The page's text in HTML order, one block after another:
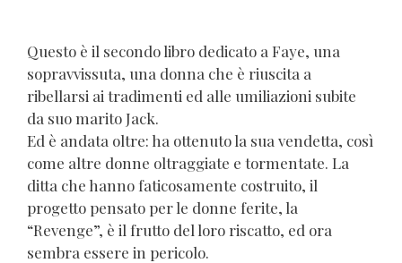
Questo è il secondo libro dedicato a Faye, una
sopravvissuta, una donna che è riuscita a
ribellarsi ai tradimenti ed alle umiliazioni subite
da suo marito Jack.
Ed è andata oltre: ha ottenuto la sua vendetta, così
come altre donne oltraggiate e tormentate. La
ditta che hanno faticosamente costruito, il
progetto pensato per le donne ferite, la
“Revenge”, è il frutto del loro riscatto, ed ora
sembra essere in pericolo.